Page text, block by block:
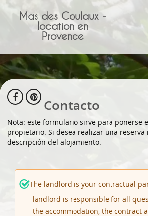
Mas des Coulaux -
location en
Provence
Contacto
Nota: este formulario sirve para ponerse
propietario. Si desea realizar una reserva
descripción del alojamiento.
The landlord is your contractual
landlord is responsible for all
the accommodation, the contract